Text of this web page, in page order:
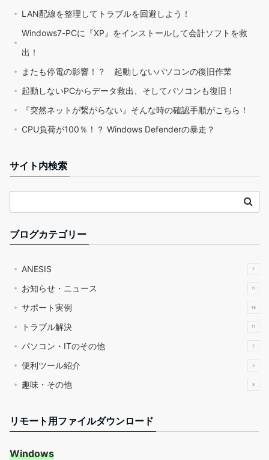
LAN配線を整理してトラブルを回避しよう！
Windows7-PCに『XP』をインストールして会計ソフトを救
出！
またも停電の影響！？ 起動しないパソコンの復旧作業
起動しないPCからデータ救出、そしてパソコンも復旧！
『突然ネットが繋がらない』そんな時の確認手順がこちら！
CPU負荷が100％！？ Windows Defenderの暴走？
サイト内検索
ブログカテゴリー
ANESIS 2
お知らせ・ニュース 11
サポート実例 48
トラブル解決 11
パソコン・ITのその他 2
便利ツール紹介 3
趣味・その他 8
リモート用ファイルダウンロード
Windows